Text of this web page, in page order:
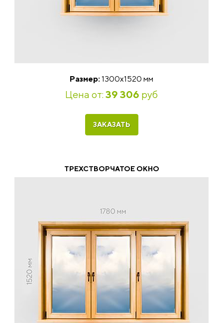
Размер: 1300х1520 мм
Цена от: 39 306 руб
ЗАКАЗАТЬ
ТРЕХСТВОРЧАТОЕ ОКНО